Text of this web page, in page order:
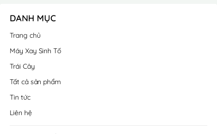
DANH MỤC
Trang chủ
Máy Xay Sinh Tố
Trái Cây
Tất cả sản phẩm
Tin tức
Liên hệ